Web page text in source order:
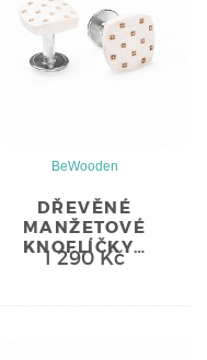
BeWooden
DŘEVĚNÉ
MANŽETOVÉ
KNOFLÍČKY…
1 290 Kč